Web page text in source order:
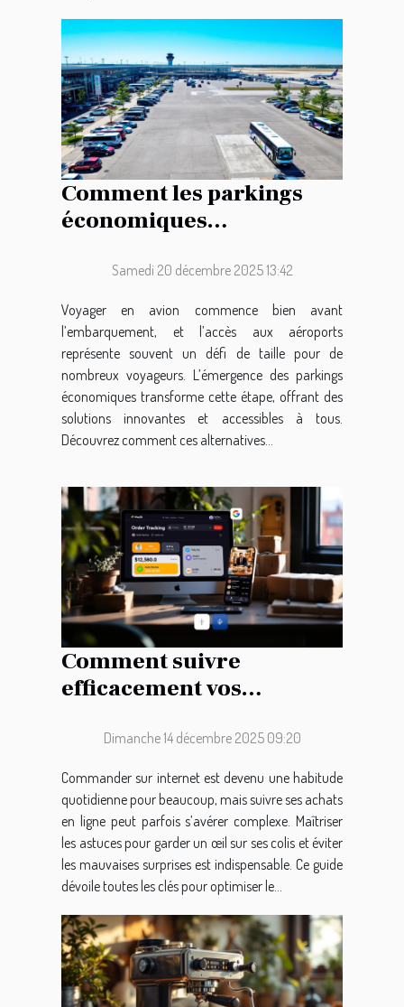
Comment les parkings
économiques
aux aéroports ?
Samedi 20 décembre 2025 13:42
Voyager en avion commence bien avant
l’embarquement, et l’accès aux aéroports
représente souvent un défi de taille pour de
nombreux voyageurs. L’émergence des parkings
économiques transforme cette étape, offrant des
solutions innovantes et accessibles à tous.
Découvrez comment ces alternatives...
Comment suivre
efficacement vos
Dimanche 14 décembre 2025 09:20
Commander sur internet est devenu une habitude
quotidienne pour beaucoup, mais suivre ses achats
en ligne peut parfois s’avérer complexe. Maîtriser
les astuces pour garder un œil sur ses colis et éviter
les mauvaises surprises est indispensable. Ce guide
dévoile toutes les clés pour optimiser le...